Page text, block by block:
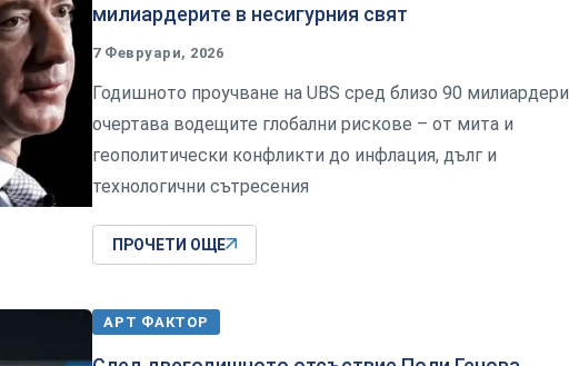
милиардерите в несигурния свят
7 Февруари, 2026
Годишното проучване на UBS сред близо 90 милиардери
очертава водещите глобални рискове – от мита и
геополитически конфликти до инфлация, дълг и
технологични сътресения
ПРОЧЕТИ ОЩЕ
АРТ ФАКТОР